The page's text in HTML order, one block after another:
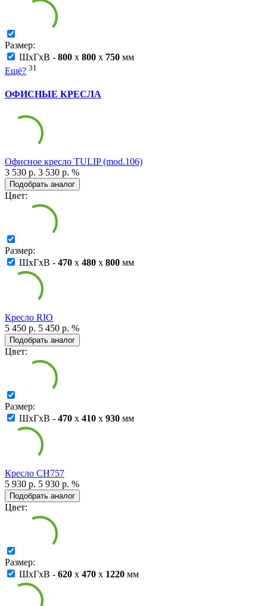
Размер:
ШxГxВ - 800 x 800 x 750 мм
Ещё? 31
ОФИСНЫЕ КРЕСЛА
Офисное кресло TULIP (mod.106)
3 530 р. 3 530 р. %
Подобрать аналог
Цвет:
Размер:
ШxГxВ - 470 x 480 x 800 мм
Кресло RIO
5 450 р. 5 450 р. %
Подобрать аналог
Цвет:
Размер:
ШxГxВ - 470 x 410 x 930 мм
Кресло СН757
5 930 р. 5 930 р. %
Подобрать аналог
Цвет:
Размер:
ШxГxВ - 620 x 470 x 1220 мм